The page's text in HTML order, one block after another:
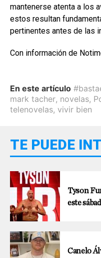
mantenerse atenta a los
estos resultan
pertinentes antes de las
Con información de
En este artículo
mark tacher, novelas,
telenovelas, vivir bien
TE PUEDE
Tyson
este
Canelo